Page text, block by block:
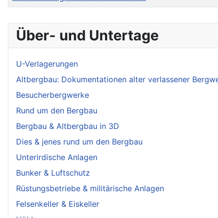
Über- und Untertage
U-Verlagerungen
Altbergbau: Dokumentationen alter verlassener
Besucherbergwerke
Rund um den Bergbau
Bergbau & Altbergbau in 3D
Dies & jenes rund um den Bergbau
Unterirdische Anlagen
Bunker & Luftschutz
Rüstungsbetriebe & militärische Anlagen
Felsenkeller & Eiskeller